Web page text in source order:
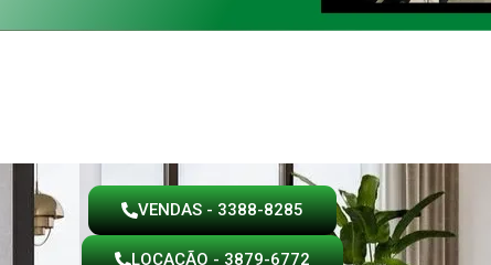
VENDAS - 3388-8285
LOCAÇÃO - 3879-6772